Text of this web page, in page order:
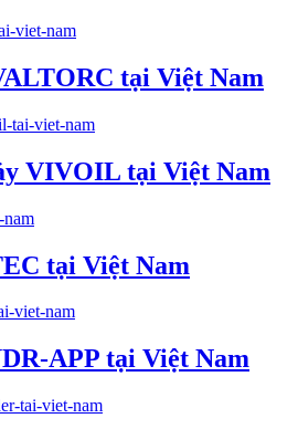
tại Việt Nam
VIVOIL tại Việt Nam
tại Việt Nam
APP tại Việt Nam